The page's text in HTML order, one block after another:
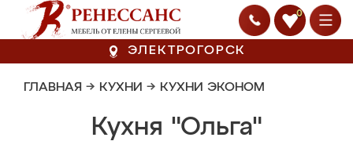
0
ЭЛЕКТРОГОРСК
ГЛАВНАЯ → КУХНИ → КУХНИ ЭКОНОМ
Кухня "Ольга"